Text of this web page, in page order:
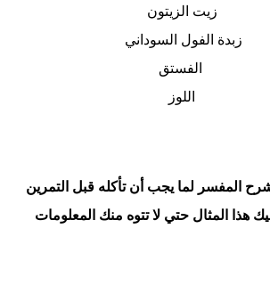
زيت الزيتون
زبدة الفول السوداني
الفستق
اللوز
المفسر لما يجب أن تأكله قبل التمرين
هذا المثال حتي لا تتوه منك المعلومات